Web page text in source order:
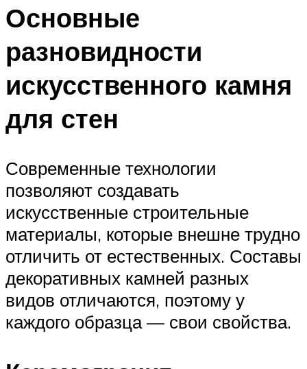
Основные
разновидности
искусственного камня
для стен
Современные технологии
позволяют создавать
искусственные строительные
материалы, которые внешне трудно
отличить от естественных. Составы
декоративных камней разных
видов отличаются, поэтому у
каждого образца — свои свойства.